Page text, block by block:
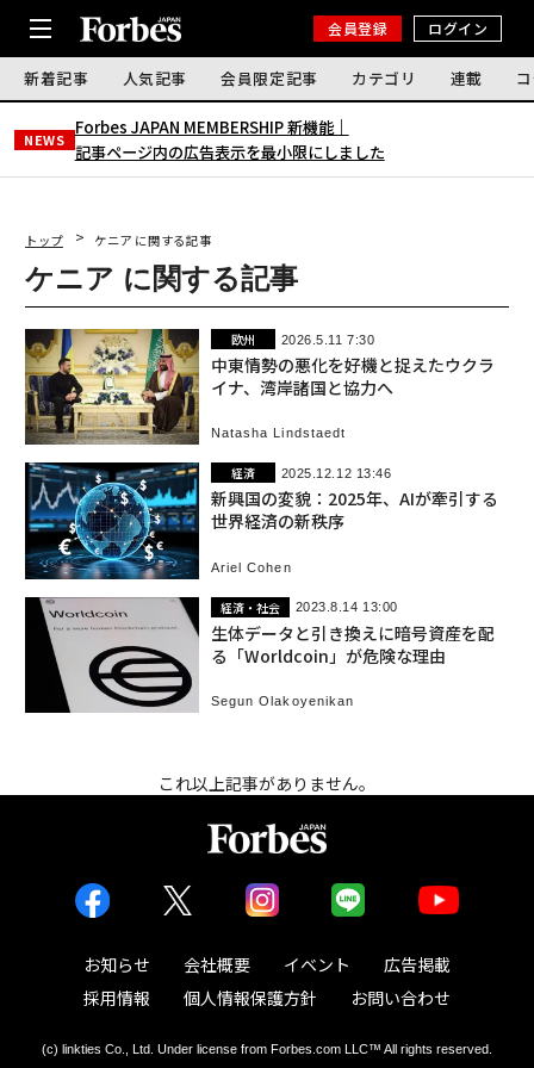
会員登録 ログイン
新着記事 人気記事 会員限定記事 カテゴリ 連載
NEWS
Forbes JAPAN MEMBERSHIP 新機能｜
記事ページ内の広告表示を最小限にしました
トップ ケニア に関する記事
ケニア に関する記事
欧州 2026.5.11 7:30
中東情勢の悪化を好機と捉えたウクラ
イナ、湾岸諸国と協力へ
Natasha Lindstaedt
経済 2025.12.12 13:46
新興国の変貌：2025年、AIが牽引する
世界経済の新秩序
Ariel Cohen
経済・社会 2023.8.14 13:00
生体データと引き換えに暗号資産を配
る「Worldcoin」が危険な理由
Segun Olakoyenikan
これ以上記事がありません。
お知らせ 会社概要 イベント
広告掲載
採用情報
個人情報保護方針 お問い合わせ
(c) linkties Co., Ltd. Under license from Forbes.com LLC™ All rights reserved.